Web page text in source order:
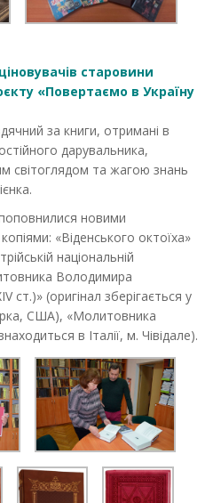
старовини
«Повертаємо в Україну
за книги, отримані в
дарувальника,
світоглядом та жагою знань
новими
«Віденського октоїха»
національній
Володимира
ст.)» (оригінал зберігається у
США), «Молитовника
в Італії, м. Чівідале).